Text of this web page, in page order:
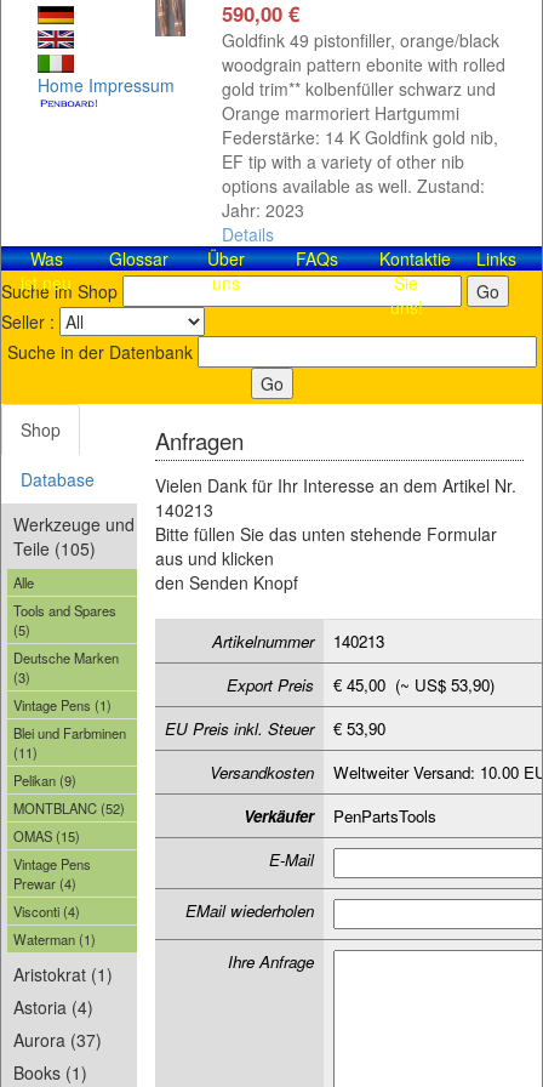
Home Impressum
590,00 €
Goldfink 49 pistonfiller, orange/black
woodgrain pattern ebonite with rolled
gold trim** kolbenfüller schwarz und
Orange marmoriert Hartgummi
Federstärke: 14 K Goldfink gold nib,
EF tip with a variety of other nib
options available as well. Zustand:
Jahr: 2023
Details
Was
ist neu
Glossar
Über
uns
FAQs
Kontaktieren
Sie
uns!
Links
Suche im Shop
Seller :
Suche in der Datenbank
Shop
Database
Werkzeuge und
Teile (105)
Alle
Tools and Spares
(5)
Deutsche Marken
(3)
Vintage Pens (1)
Blei und Farbminen
(11)
Pelikan (9)
MONTBLANC (52)
OMAS (15)
Vintage Pens
Prewar (4)
Visconti (4)
Waterman (1)
Aristokrat (1)
Astoria (4)
Aurora (37)
Books (1)
Anfragen
Vielen Dank für Ihr Interesse an dem Artikel Nr.
140213
Bitte füllen Sie das unten stehende Formular
aus und klicken
den Senden Knopf
Artikelnummer
140213
Export Preis
€ 45,00 (~ US$ 53,90)
EU Preis inkl. Steuer
€ 53,90
Versandkosten
Weltweiter Versand: 10.00
Verkäufer
PenPartsTools
E-Mail
EMail wiederholen
Ihre Anfrage